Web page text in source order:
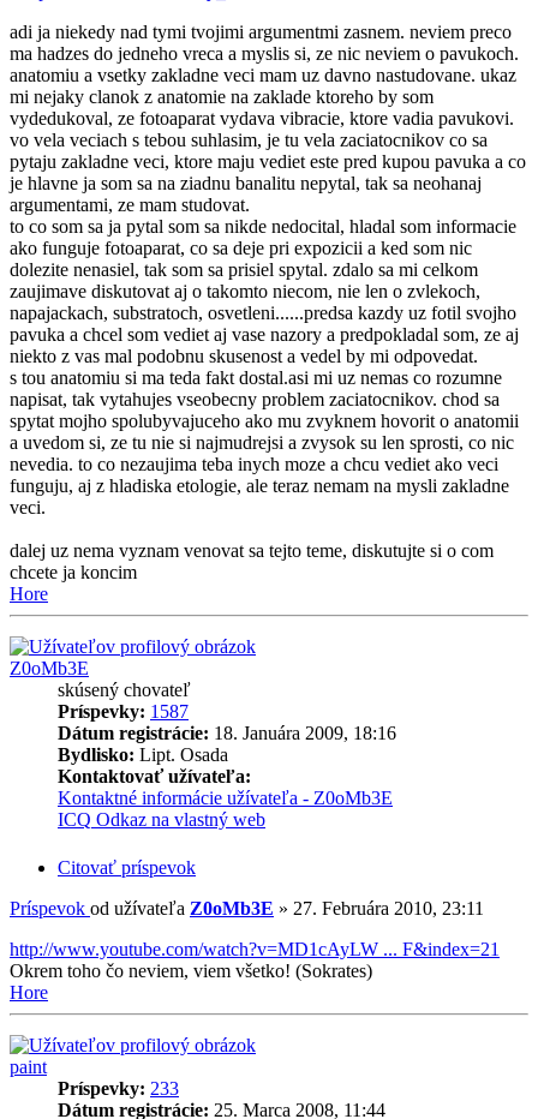
adi ja niekedy nad tymi tvojimi argumentmi zasnem. neviem preco
ma hadzes do jedneho vreca a myslis si, ze nic neviem o pavukoch.
anatomiu a vsetky zakladne veci mam uz davno nastudovane. ukaz
mi nejaky clanok z anatomie na zaklade ktoreho by som
vydedukoval, ze fotoaparat vydava vibracie, ktore vadia pavukovi.
vo vela veciach s tebou suhlasim, je tu vela zaciatocnikov co sa
pytaju zakladne veci, ktore maju vediet este pred kupou pavuka a co
je hlavne ja som sa na ziadnu banalitu nepytal, tak sa neohanaj
argumentami, ze mam studovat.
to co som sa ja pytal som sa nikde nedocital, hladal som informacie
ako funguje fotoaparat, co sa deje pri expozicii a ked som nic
dolezite nenasiel, tak som sa prisiel spytal. zdalo sa mi celkom
zaujimave diskutovat aj o takomto niecom, nie len o zvlekoch,
napajackach, substratoch, osvetleni......predsa kazdy uz fotil svojho
pavuka a chcel som vediet aj vase nazory a predpokladal som, ze aj
niekto z vas mal podobnu skusenost a vedel by mi odpovedat.
s tou anatomiu si ma teda fakt dostal.asi mi uz nemas co rozumne
napisat, tak vytahujes vseobecny problem zaciatocnikov. chod sa
spytat mojho spolubyvajuceho ako mu zvyknem hovorit o anatomii
a uvedom si, ze tu nie si najmudrejsi a zvysok su len sprosti, co nic
nevedia. to co nezaujima teba inych moze a chcu vediet ako veci
funguju, aj z hladiska etologie, ale teraz nemam na mysli zakladne
veci.
dalej uz nema vyznam venovat sa tejto teme, diskutujte si o com
chcete ja koncim
Hore
Z0oMb3E
skúsený chovateľ
Príspevky: 1587
Dátum registrácie: 18. Januára 2009, 18:16
Bydlisko: Lipt. Osada
Kontaktovať užívateľa:
Kontaktné informácie užívateľa - Z0oMb3E
ICQ Odkaz na vlastný web
Citovať príspevok
Príspevok od užívateľa Z0oMb3E » 27. Februára 2010, 23:11
http://www.youtube.com/watch?v=MD1cAyLW ... F&index=21
Okrem toho čo neviem, viem všetko! (Sokrates)
Hore
paint
Príspevky: 233
Dátum registrácie: 25. Marca 2008, 11:44